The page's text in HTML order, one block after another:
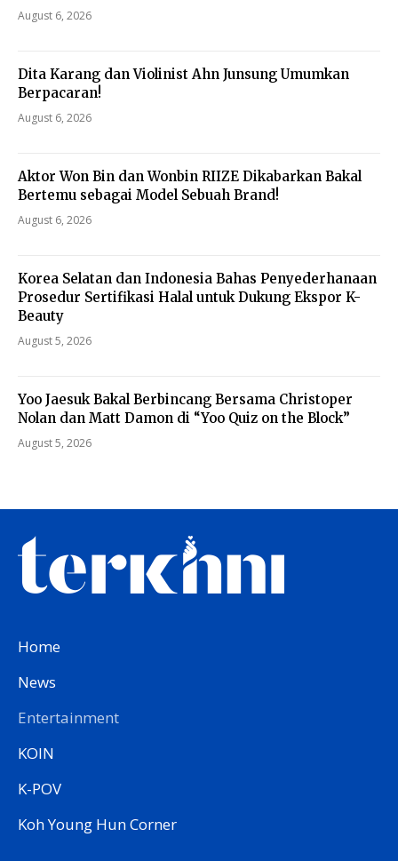
August 6, 2026
Dita Karang dan Violinist Ahn Junsung Umumkan
Berpacaran!
August 6, 2026
Aktor Won Bin dan Wonbin RIIZE Dikabarkan Bakal
Bertemu sebagai Model Sebuah Brand!
August 6, 2026
Korea Selatan dan Indonesia Bahas Penyederhanaan
Prosedur Sertifikasi Halal untuk Dukung Ekspor K-
Beauty
August 5, 2026
Yoo Jaesuk Bakal Berbincang Bersama Christoper
Nolan dan Matt Damon di “Yoo Quiz on the Block”
August 5, 2026
Home
News
Entertainment
KOIN
K-POV
Koh Young Hun Corner